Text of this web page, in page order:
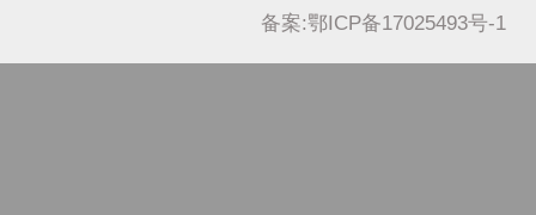
备案:鄂ICP备17025493号-1